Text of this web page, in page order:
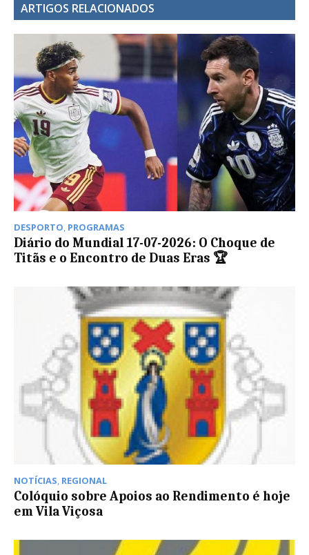
ARTIGOS RELACIONADOS
DESPORTO, PROGRAMAS
Diário do Mundial 17-07-2026: O Choque de
Titãs e o Encontro de Duas Eras 🏆
NOTÍCIAS REGIONAL
Colóquio sobre Apoios ao Rendimento é hoje
em Vila Viçosa